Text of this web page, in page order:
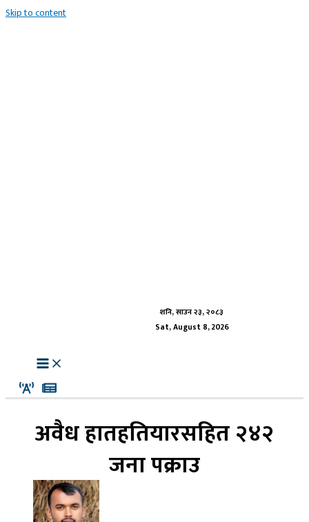
Skip to content
शनि, साउन २३, २०८३
Sat, August 8, 2026
अवैध हातहतियारसहित २४२
जना पक्राउ